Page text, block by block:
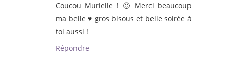
Coucou Murielle ! 🙂 Merci beaucoup
ma belle ♥ gros bisous et belle soirée à
toi aussi !
Répondre